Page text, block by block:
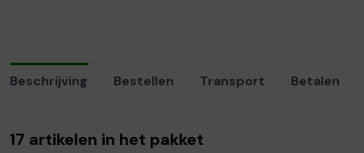
Beschrijving Bestellen Transport Betalen
17 artikelen in het pakket